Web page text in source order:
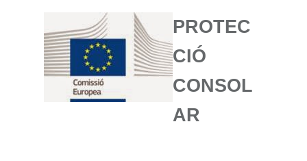
PROTEC
CIÓ
CONSOL
AR